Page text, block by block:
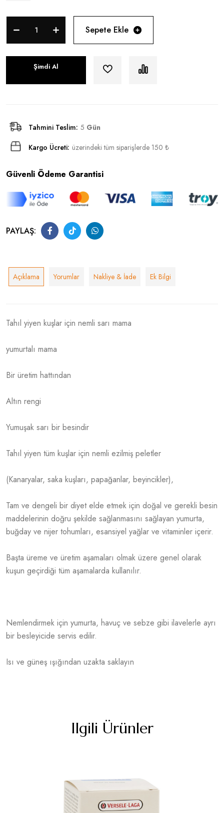
Sepete Ekle
Şimdi Al
Tahmini Teslim: 5 Gün
Kargo Ücreti: üzerindeki tüm siparişlerde 150 ₺
Güvenli Ödeme Garantisi
PAYLAŞ:
Açıklama Yorumlar Nakliye & İade Ek Bilgi
Tahıl yiyen kuşlar için nemli sarı mama
yumurtalı mama
Bir üretim hattından
Altın rengi
Yumuşak sarı bir besindir
Tahıl yiyen tüm kuşlar için nemli ezilmiş peletler
(Kanaryalar, saka kuşları, papağanlar, beyincikler),
Tam ve dengeli bir diyet elde etmek için doğal ve gerekli besin
maddelerinin doğru şekilde sağlanmasını sağlayan yumurta,
buğday ve nijer tohumları, esansiyel yağlar ve vitaminler içerir.
Başta üreme ve üretim aşamaları olmak üzere genel olarak
kuşun geçirdiği tüm aşamalarda kullanılır.
Nemlendirmek için yumurta, havuç ve sebze gibi ilavelerle ayrı
bir besleyicide servis edilir.
Isı ve güneş ışığından uzakta saklayın
Ilgili Ürünler